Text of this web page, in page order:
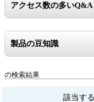
アクセス数の多いQ&A
製品の豆知識
の検索結果
該当す